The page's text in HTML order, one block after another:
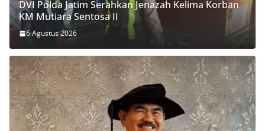
DVI Polda Jatim Serahkan Jenazah Kelima Korban
KM Mutiara Sentosa II
6 Agustus 2026